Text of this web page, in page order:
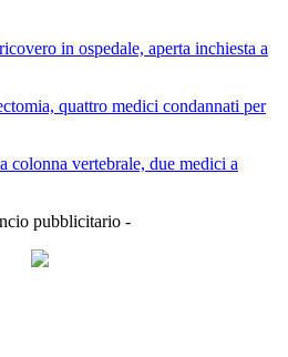
in ospedale, aperta inchiesta a
quattro medici condannati per
colonna vertebrale, due medici a
pubblicitario -